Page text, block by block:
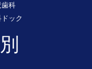
科
ック